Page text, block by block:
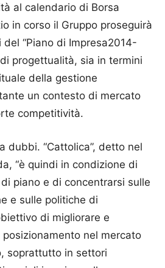
al calendario di Borsa
in corso il Gruppo proseguirà
“Piano di Impresa2014-
progettualità, sia in termini
della gestione
un contesto di mercato
com­p­e­titività.
dubbi. “Cattolica”, detto nel
“è quindi in condizione di
piano e di concentrarsi sulle
e sulle politiche di
di migliorare e
nel mercato
soprattutto in settori